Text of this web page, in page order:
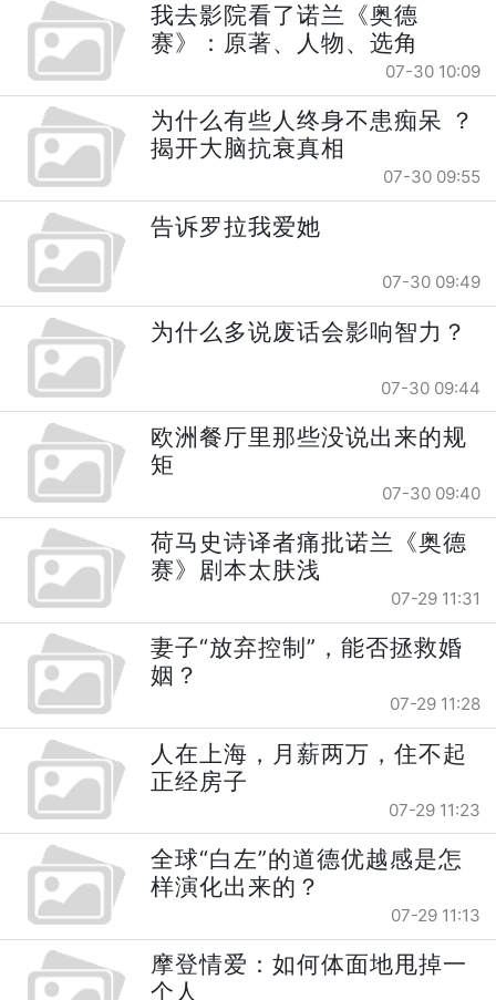
我去影院看了诺兰《奥德
赛》：原著、人物、选角
07-30 10:09
为什么有些人终身不患痴呆 ？
揭开大脑抗衰真相
07-30 09:55
告诉罗拉我爱她
07-30 09:49
为什么多说废话会影响智力？
07-30 09:44
欧洲餐厅里那些没说出来的规
矩
07-30 09:40
荷马史诗译者痛批诺兰《奥德
赛》剧本太肤浅
07-29 11:31
妻子“放弃控制”，能否拯救婚
姻？
07-29 11:28
人在上海，月薪两万，住不起
正经房子
07-29 11:23
全球“白左”的道德优越感是怎
样演化出来的？
07-29 11:13
摩登情爱：如何体面地甩掉一
个人